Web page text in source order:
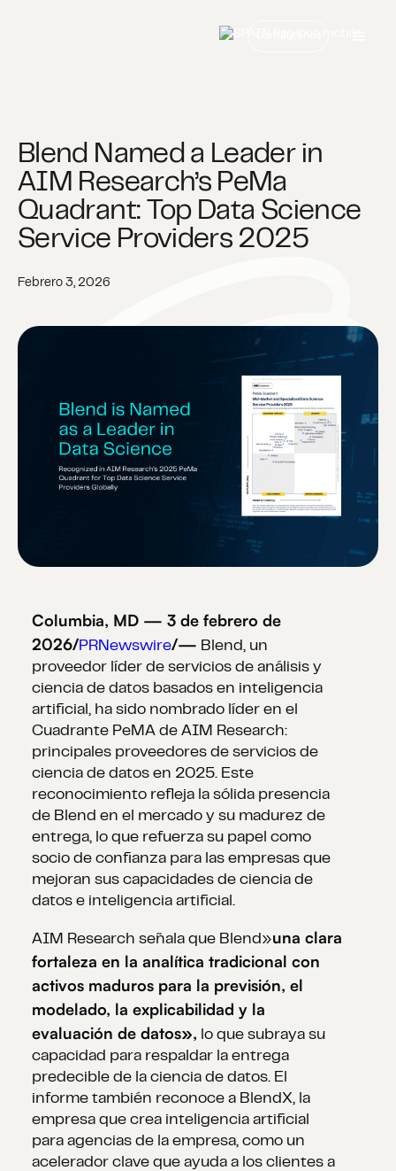
Blend Named a Leader in
AIM Research’s PeMa
Quadrant: Top Data Science
Service Providers 2025
Febrero 3, 2026
Columbia, MD — 3 de febrero de
2026/PRNewswire/— Blend, un
proveedor líder de servicios de análisis y
ciencia de datos basados en inteligencia
artificial, ha sido nombrado líder en el
Cuadrante PeMA de AIM Research:
principales proveedores de servicios de
ciencia de datos en 2025. Este
reconocimiento refleja la sólida presencia
de Blend en el mercado y su madurez de
entrega, lo que refuerza su papel como
socio de confianza para las empresas que
mejoran sus capacidades de ciencia de
datos e inteligencia artificial.
AIM Research señala que Blend»una clara
fortaleza en la analítica tradicional con
activos maduros para la previsión, el
modelado, la explicabilidad y la
evaluación de datos», lo que subraya su
capacidad para respaldar la entrega
predecible de la ciencia de datos. El
informe también reconoce a BlendX, la
empresa que crea inteligencia artificial
para agencias de la empresa, como un
acelerador clave que ayuda a los clientes a